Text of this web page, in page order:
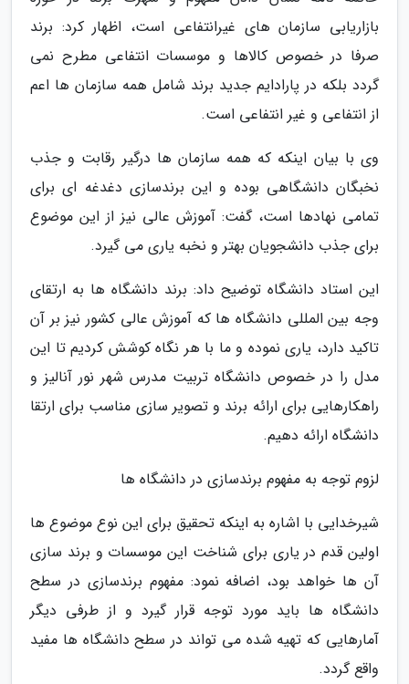
بازاریابی سازمان های غیرانتفاعی است، اظهار کرد: برند
صرفا در خصوص کالاها و موسسات انتفاعی مطرح نمی
گردد بلکه در پارادایم جدید برند شامل همه سازمان ها اعم
از انتفاعی و غیر انتفاعی است.
وی با بیان اینکه که همه سازمان ها درگیر رقابت و جذب
نخبگان دانشگاهی بوده و این برندسازی دغدغه ای برای
تمامی نهادها است، گفت: آموزش عالی نیز از این موضوع
برای جذب دانشجویان بهتر و نخبه یاری می گیرد.
این استاد دانشگاه توضیح داد: برند دانشگاه ها به ارتقای
وجه بین المللی دانشگاه ها که آموزش عالی کشور نیز بر آن
تاکید دارد، یاری نموده و ما با هر نگاه کوشش کردیم تا این
مدل را در خصوص دانشگاه تربیت مدرس شهر نور آنالیز و
راهکارهایی برای ارائه برند و تصویر سازی مناسب برای ارتقا
دانشگاه ارائه دهیم.
لزوم توجه به مفهوم برندسازی در دانشگاه ها
شیرخدایی با اشاره به اینکه تحقیق برای این نوع موضوع ها
اولین قدم در یاری برای شناخت این موسسات و برند سازی
آن ها خواهد بود، اضافه نمود: مفهوم برندسازی در سطح
دانشگاه ها باید مورد توجه قرار گیرد و از طرفی دیگر
آمارهایی که تهیه شده می تواند در سطح دانشگاه ها مفید
واقع گردد.